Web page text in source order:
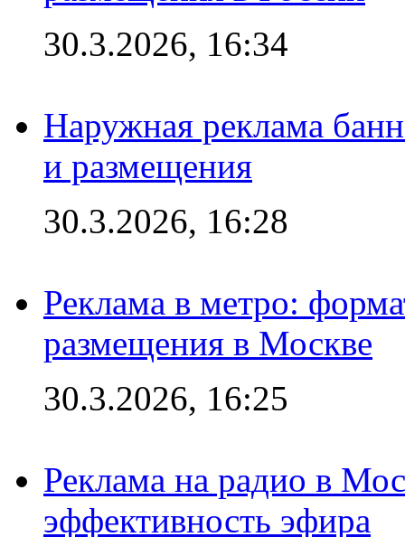
30.3.2026, 16:34
Наружная реклама
и размещения
30.3.2026, 16:28
Реклама в метро:
размещения в Москве
30.3.2026, 16:25
Реклама на радио в
эффективность эфира